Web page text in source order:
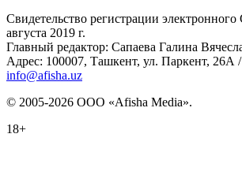
Свидетельство регистрации
августа 2019 г.
Главный редактор: Сапаева Галина
Адрес: 100007, Ташкент, ул. Паркент, 26А
info@afisha.uz
© 2005-2026 ООО «Afisha Media».
18+